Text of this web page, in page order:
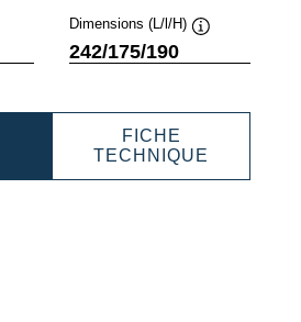
Dimensions (L/l/H)
242/175/190
PROFESSIONAL
FICHE
TECHNIQUE
AGM